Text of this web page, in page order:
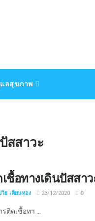
ลสุขภาพ
สสาวะ
ชื้อทางเดินปัสสา
ธ เคียนทอง 23/12/2020 0
ติดเชื้อทา ...